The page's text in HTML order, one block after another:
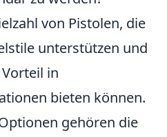
von Pistolen, die
unterstützen und
in
bieten können.
gehören die